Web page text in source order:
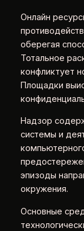
Онлайн
оберегая
Тотальное
конфликтует
Площадки
Надзор
системы и
эпизоды
окружения.
Основные